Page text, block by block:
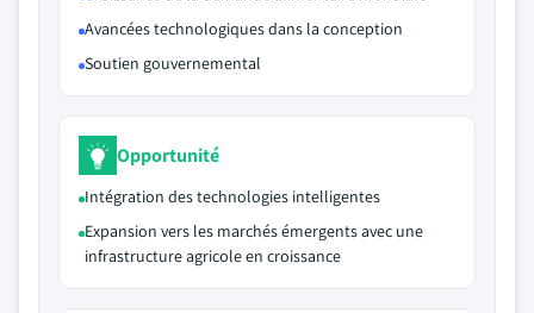
Avancées technologiques dans la conception
Soutien gouvernemental
Opportunité
Intégration des technologies intelligentes
Expansion vers les marchés émergents avec une
infrastructure agricole en croissance